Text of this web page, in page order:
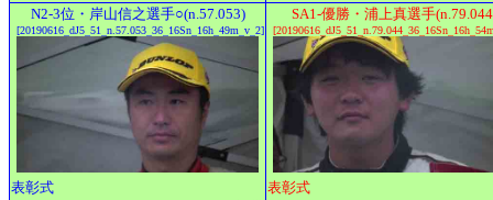
N2-3位・岸山信之選手○(n.57.053)
[20190616_dJ5_51_n.57.053_36_16Sn_16h_49m_v_2]
表彰式
SA1-優勝・浦上真選手
表彰式